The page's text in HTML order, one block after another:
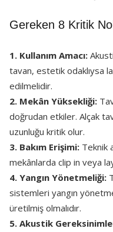
Gereken 8 Kritik
1. Kullanım Amacı:
tavan, estetik odaklıysa
edilmelidir.
2. Mekân Yüksekliği:
doğrudan etkiler. Alçak
uzunluğu kritik olur.
3. Bakım Erişimi: Teknik
mekânlarda clip in veya
4. Yangın Yönetmeliği:
sistemleri yangın
üretilmiş olmalıdır.
5. Akustik